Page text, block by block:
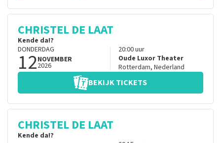
CHRISTEL DE LAAT
Kende da!?
DONDERDAG
12NOVEMBER
2026
20:00uur
Oude Luxor Theater
Rotterdam, Nederland
BEKIJK TICKETS
CHRISTEL DE LAAT
Kende da!?